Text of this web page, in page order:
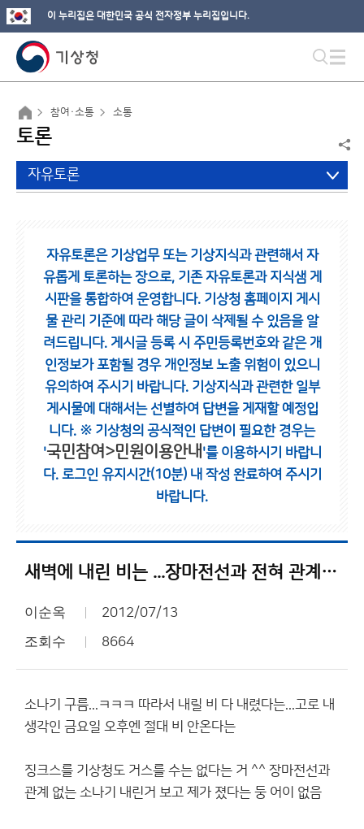
이 누리집은 대한민국 공식 전자정부 누리집입니다.
참여·소통 소통
토론
자유토론
자유토론은 기상업무 또는 기상지식과 관련해서 자
유롭게 토론하는 장으로, 기존 자유토론과 지식샘 게
시판을 통합하여 운영합니다. 기상청 홈페이지 게시
물 관리 기준에 따라 해당 글이 삭제될 수 있음을 알
려드립니다. 게시글 등록 시 주민등록번호와 같은 개
인정보가 포함될 경우 개인정보 노출 위험이 있으니
유의하여 주시기 바랍니다. 기상지식과 관련한 일부
게시물에 대해서는 선별하여 답변을 게재할 예정입
니다. ※ 기상청의 공식적인 답변이 필요한 경우는
'국민참여>민원이용안내 '를 이용하시기 바랍니
다. 로그인 유지시간(10분) 내 작성 완료하여 주시기
바랍니다.
새벽에 내린 비는 ...장마전선과 전혀 관계 없는
이순옥 2012/07/13
조회수 8664
소나기 구름...ㅋㅋㅋ 따라서 내릴 비 다 내렸다는...고로 내
생각인 금요일 오후엔 절대 비 안온다는
징크스를 기상청도 거스를 수는 없다는 거 ^^ 장마전선과
관계 없는 소나기 내린거 보고 제가 졌다는 둥 어이 없음